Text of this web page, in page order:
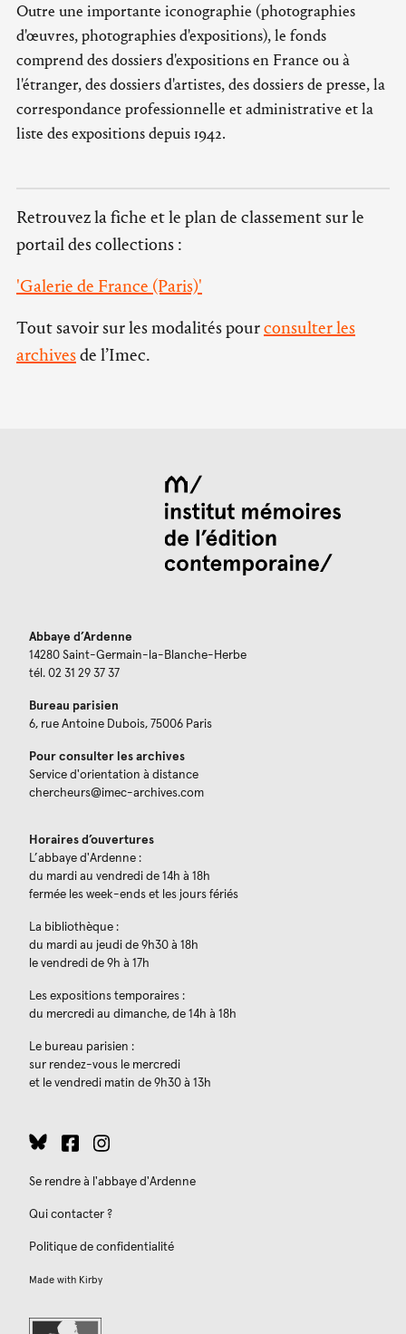
Outre une importante iconographie (photographies
d'œuvres, photographies d'expositions), le fonds
comprend des dossiers d'expositions en France ou à
l'étranger, des dossiers d'artistes, des dossiers de presse, la
correspondance professionnelle et administrative et la
liste des expositions depuis 1942.
Retrouvez la fiche et le plan de classement sur le
portail des collections :
'Galerie de France (Paris)'
Tout savoir sur les modalités pourconsulter les
archivesde l’Imec.
Abbaye d’Ardenne
14280 Saint-Germain-la-Blanche-Herbe
tél. 02 31 29 37 37
Bureau parisien
6, rue Antoine Dubois, 75006 Paris
Pour consulter les archives
Service d'orientation à distance
chercheurs@imec-archives.com
Horaires d’ouvertures
L’abbaye d'Ardenne :
du mardi au vendredi de 14h à 18h
fermée les week-ends et les jours fériés
La bibliothèque :
du mardi au jeudi de 9h30 à 18h
le vendredi de 9h à 17h
Les expositions temporaires :
du mercredi au dimanche, de 14h à 18h
Le bureau parisien :
sur rendez-vous le mercredi
et le vendredi matin de 9h30 à 13h
Se rendre à l'abbaye d'Ardenne
Qui contacter ?
Politique de confidentialité
Made with Kirby